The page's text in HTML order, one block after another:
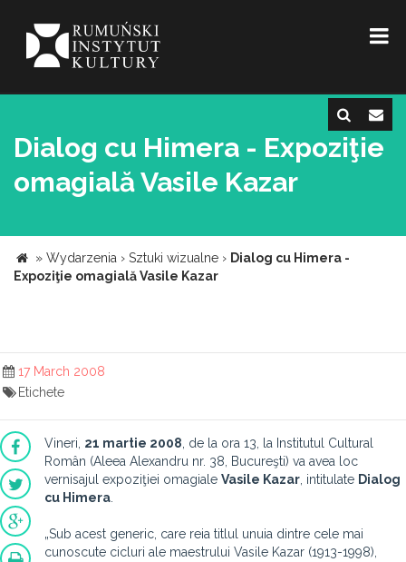
Dialog cu Himera - Expoziţie
omagială Vasile Kazar
» Wydarzenia › Sztuki wizualne › Dialog cu Himera -
Expoziţie omagială Vasile Kazar
17 March 2008
Etichete
Vineri, 21 martie 2008 , de la ora 13, la Institutul Cultural
Român (Aleea Alexandru nr. 38, Bucureşti) va avea loc
vernisajul expoziţiei omagiale Vasile Kazar , intitulate Dialog
cu Himera
„Sub acest generic, care reia titlul unuia dintre cele mai
cunoscute cicluri ale maestrului Vasile Kazar (1913-1998),